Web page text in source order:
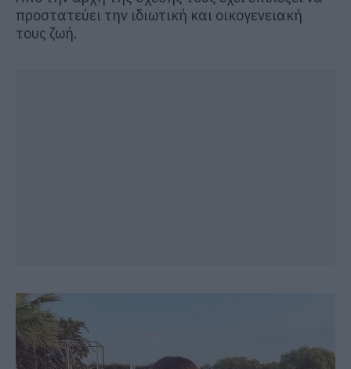
προστατεύει την ιδιωτική και οικογενειακή
τους ζωή.